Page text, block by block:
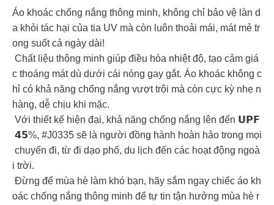
Áo khoác chống nắng thông minh, không chỉ bảo vệ làn d
a khỏi tác hại của tia UV mà còn luôn thoải mái, mát mẻ tr
ong suốt cả ngày dài!
Chất liệu thông minh giúp điều hòa nhiệt độ, tạo cảm giá
c thoáng mát dù dưới cái nóng gay gắt. Áo khoác không c
hỉ có khả năng chống nắng vượt trội mà còn cực kỳ nhẹ n
hàng, dễ chịu khi mặc.
Với thiết kế hiện đại, khả năng chống nắng lên đến 𝗨𝗣𝗙
𝟰𝟱%, #J0335 sẽ là người đồng hành hoàn hảo trong mọi
chuyến đi, từ đi dạo phố, du lịch đến các hoạt động ngoà
i trời.
Đừng để mùa hè làm khó bạn, hãy sắm ngay chiếc áo kh
oác chống nắng thông minh để tự tin tận hưởng mùa hè r